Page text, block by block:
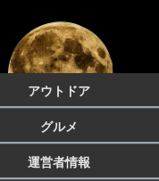
アウトドア
グルメ
運営者情報